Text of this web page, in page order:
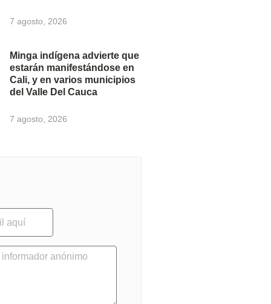
7 agosto, 2026
Minga indígena advierte que
estarán manifestándose en
Cali, y en varios municipios
del Valle Del Cauca
7 agosto, 2026